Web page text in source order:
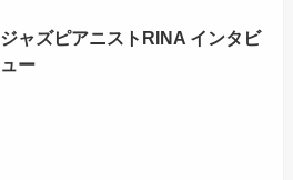
ジャズピアニストRINA インタビ
ュー